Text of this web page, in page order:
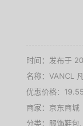
时间：发布于
名称： VANCL
优惠价格：
商家： 京东商城
分类： 服饰鞋包